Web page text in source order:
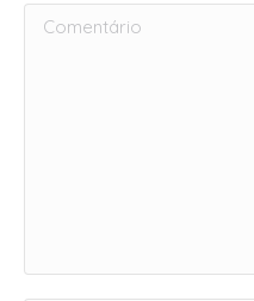
Comentário